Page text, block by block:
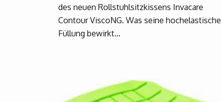
des neuen Rollstuhlsitzkissens Invacare
Contour ViscoNG. Was seine hochelastische
Füllung bewirkt...